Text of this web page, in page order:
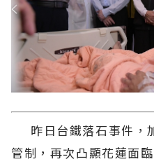
昨日台鐵落石事件，
管制，再次凸顯花蓮面